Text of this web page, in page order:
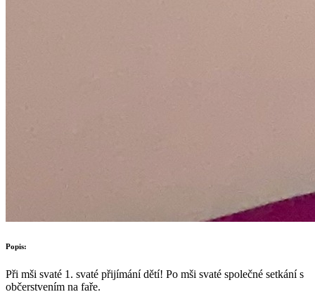
Popis:
Při mši svaté 1. svaté přijímání dětí! Po mši svaté společné setkání s
občerstvením na faře.